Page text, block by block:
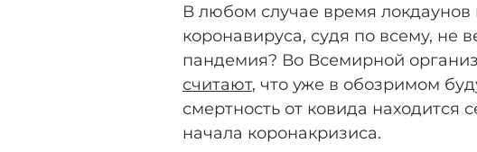
В любом случае время
коронавируса, судя по всему, не
пандемия? Во Всемирной
считают, что уже в обозримом
смертность от ковида находится
начала коронакризиса.